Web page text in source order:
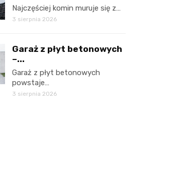
Najczęściej komin muruje się z…
3 sierpnia 2026
Garaż z płyt betonowych
–...
Garaż z płyt betonowych
powstaje…
3 sierpnia 2026